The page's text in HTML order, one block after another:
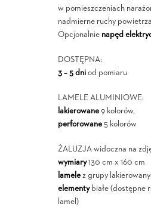
w pomieszczeniach
nadmierne ruchy
Opcjonalnie napęd
DOSTĘPNA:
3 – 5 dniod pomiaru
LAMELE ALUMINIOWE:
lakierowane9 kolorów,
perforowane5 kolorów
ŻALUZJA widoczna na
wymiary130 cm x 160 cm
lamelez grupy
elementybiałe (dostępne
lamel)